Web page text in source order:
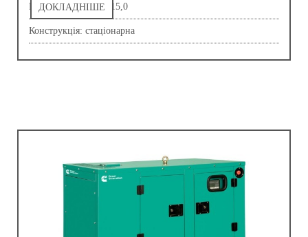
Напруга, В: 230,0-415,0
Конструкція: стаціонарна
ДОКЛАДНІШЕ